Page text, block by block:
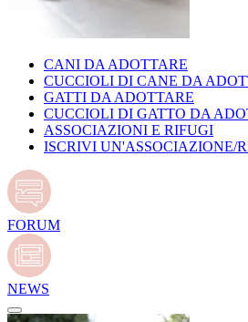
CANI DA ADOTTARE
CUCCIOLI DI CANE DA
GATTI DA ADOTTARE
CUCCIOLI DI GATTO DA
ASSOCIAZIONI E RIFUGI
ISCRIVI UN'ASSOCIAZIONE/
FORUM
NEWS